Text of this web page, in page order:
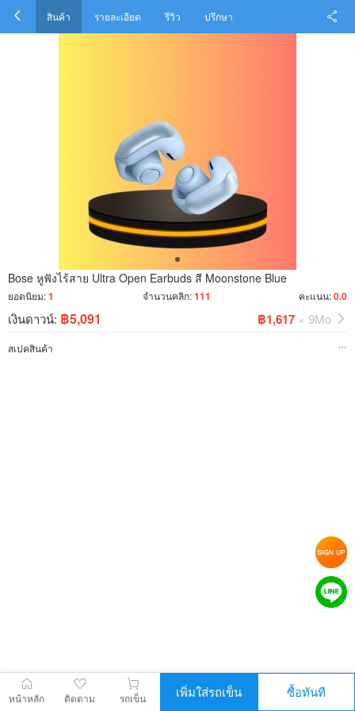
สินค้า รายละเอียด รีวิว ปรึกษา
Bose หูฟังไร้สาย Ultra Open Earbuds สี Moonstone Blue
ยอดนิยม:1 จำนวนคลิก:111 คะแนน:0.0
เงินดาวน์: ฿5,091 ฿1,617 × 9Mo
สเปคสินค้า
หน้าหลัก ติดตาม รถเข็น เพิ่มใส่รถเข็น ซื้อทันที